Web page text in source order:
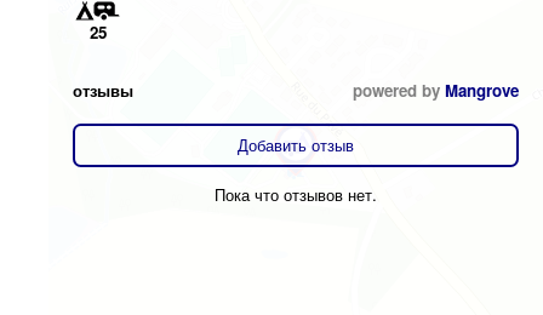
25
отзывы powered by Mangrove
Добавить отзыв
Пока что отзывов нет.